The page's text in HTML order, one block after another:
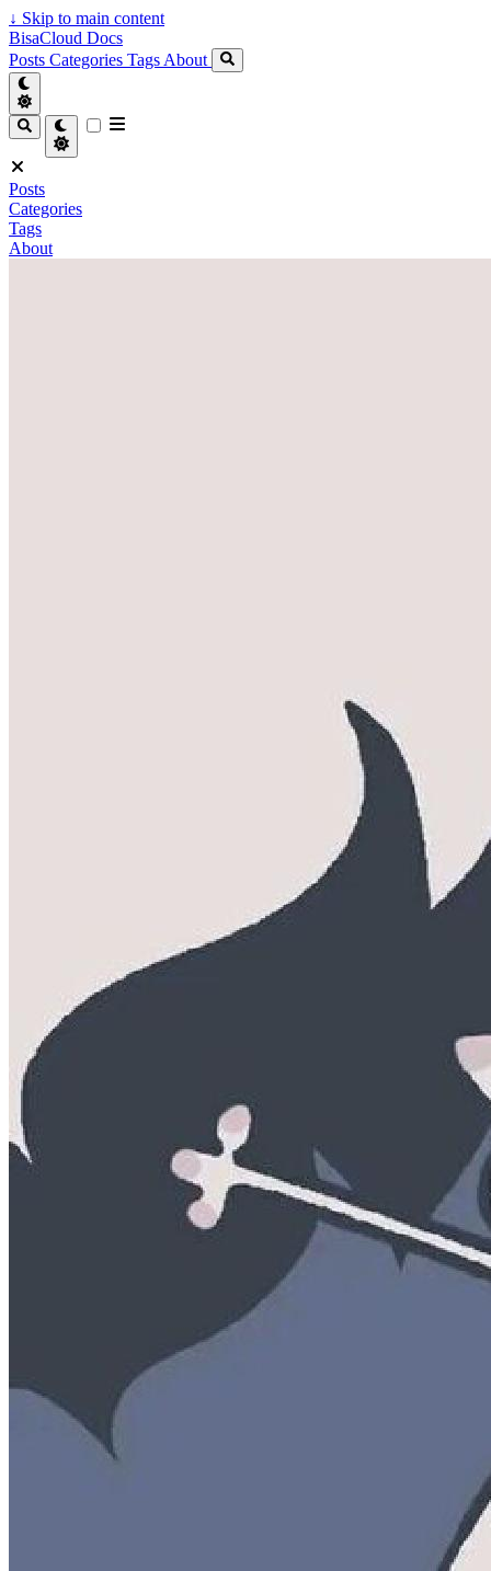
↓ Skip to main content
BisaCloud Docs
Posts Categories Tags About
Posts
Categories
Tags
About